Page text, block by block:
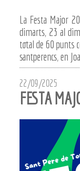
La Festa Major
dimarts, 23 al
total de 60 punts
santperencs, en
22/09/2025
FESTA